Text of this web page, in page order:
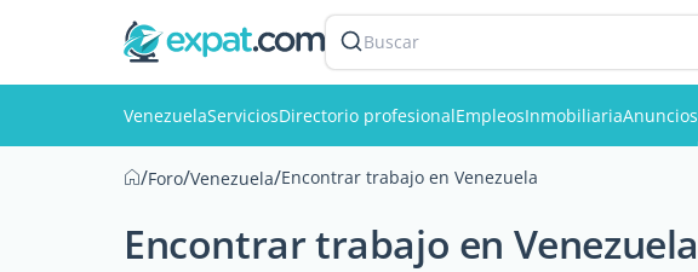
Buscar
VenezuelaServiciosDirectorio profesionalEmpleosInmobiliariaAnuncios
/Foro/Venezuela/Encontrar trabajo en Venezuela
Encontrar trabajo en Venezuela